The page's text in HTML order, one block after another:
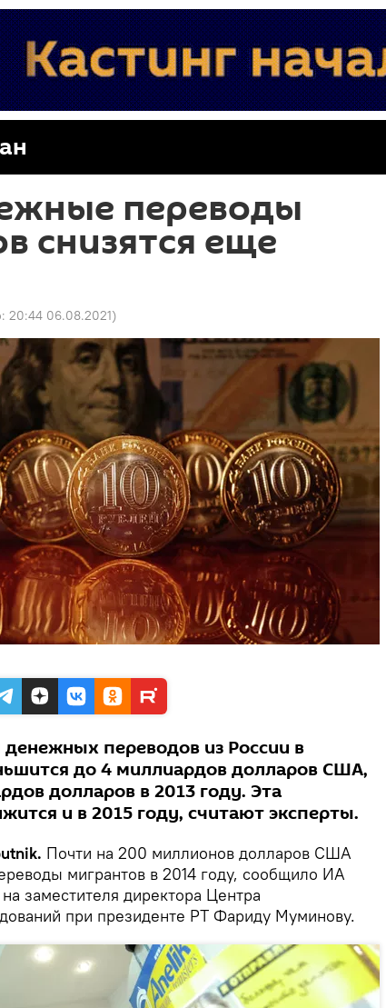
переводы
снизятся еще
20:44 06.08.2021)
переводов из России в
до 4 миллиардов долларов США,
долларов в 2013 году. Эта
и в 2015 году, считают эксперты.
Почти на 200 миллионов долларов США
мигрантов в 2014 году, сообщило ИА
заместителя директора Центра
при президенте РТ Фариду Муминову.